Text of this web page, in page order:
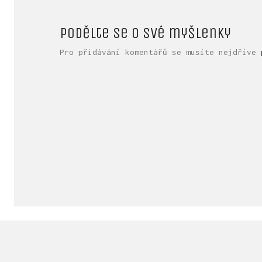
Podělte se o své myšlenky
Pro přidávání komentářů se musíte nejdříve